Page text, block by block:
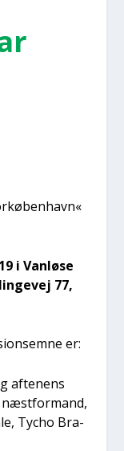
i Van­lø­se
77,
er:
afte­nens
næst­for­mand,
Tycho Bra­